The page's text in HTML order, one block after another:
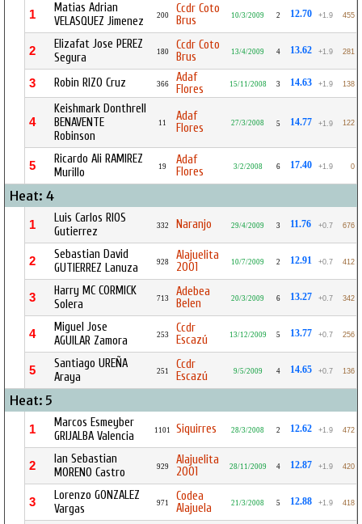
1
Matias Adrian
VELASQUEZ Jimenez
200
Ccdr Coto
Brus
10/3/2009 2 12.70 +1.9 455
2
Elizafat Jose PEREZ
Segura
180
Ccdr Coto
Brus
13/4/2009 4 13.62 +1.9 281
3 Robin RIZO Cruz 366
Adaf
Flores
15/11/2008 3 14.63 +1.9 138
4
Keishmark Donthrell
BENAVENTE
Robinson
11
Adaf
Flores
27/3/2008 5 14.77 +1.9 122
5
Ricardo Ali RAMIREZ
Murillo
19
Adaf
Flores
3/2/2008 6 17.40 +1.9 0
Heat: 4
1
Luis Carlos RIOS
Gutierrez
332 Naranjo 29/4/2009 3 11.76 +0.7 676
2
Sebastian David
GUTIERREZ Lanuza
928
Alajuelita
2001
10/7/2009 2 12.91 +0.7 412
3
Harry MC CORMICK
Solera
713
Adebea
Belen
20/3/2009 6 13.27 +0.7 342
4
Miguel Jose
AGUILAR Zamora
253
Ccdr
Escazú
13/12/2009 5 13.77 +0.7 256
5
Santiago UREÑA
Araya
251
Ccdr
Escazú
9/5/2009 4 14.65 +0.7 136
Heat: 5
1
Marcos Esmeyber
GRIJALBA Valencia
1101 Siquirres 28/3/2008 2 12.62 +1.9 472
2
Ian Sebastian
MORENO Castro
929
Alajuelita
2001
28/11/2009 4 12.87 +1.9 420
3
Lorenzo GONZALEZ
Vargas
971
Codea
Alajuela
21/3/2008 5 12.88 +1.9 418